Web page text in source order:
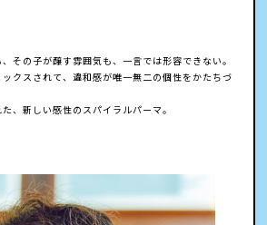
その子が醸す雰囲気も、一言では形容できない。
クスされて、違和感が唯一無二の個性をかたちづ
、新しい感性のスパイラルパーマ。